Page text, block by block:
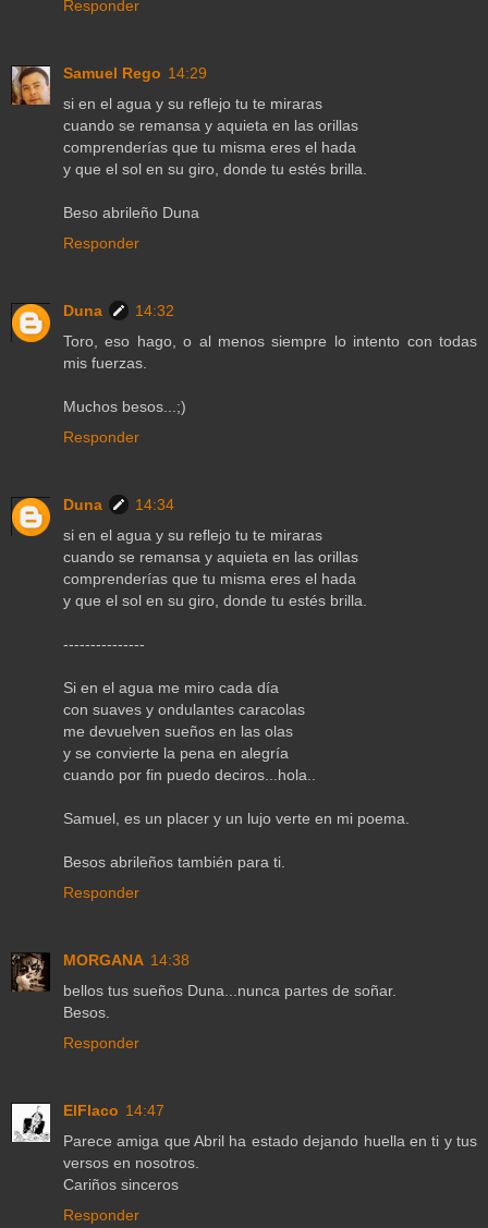
Responder
Samuel Rego 14:29
si en el agua y su reflejo tu te miraras
cuando se remansa y aquieta en las orillas
comprenderías que tu misma eres el hada
y que el sol en su giro, donde tu estés brilla.
Beso abrileño Duna
Responder
Duna
14:32
Toro, eso hago, o al menos siempre lo intento con todas
mis fuerzas.
Muchos besos...;)
Responder
Duna
14:34
si en el agua y su reflejo tu te miraras
cuando se remansa y aquieta en las orillas
comprenderías que tu misma eres el hada
y que el sol en su giro, donde tu estés brilla.
---------------
Si en el agua me miro cada día
con suaves y ondulantes caracolas
me devuelven sueños en las olas
y se convierte la pena en alegría
cuando por fin puedo deciros...hola..
Samuel, es un placer y un lujo verte en mi poema.
Besos abrileños también para ti.
Responder
MORGANA 14:38
bellos tus sueños Duna...nunca partes de soñar.
Besos.
Responder
ElFlaco 14:47
Parece amiga que Abril ha estado dejando huella en ti y tus
versos en nosotros.
Cariños sinceros
Responder